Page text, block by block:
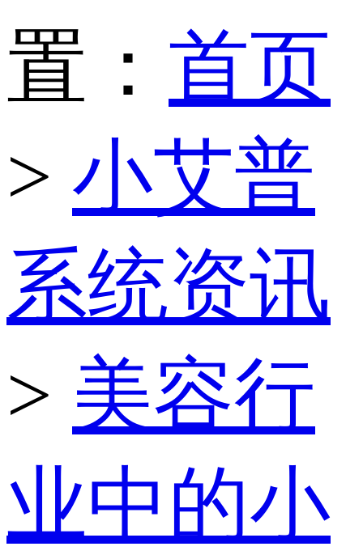
置： 首页
> 小艾普
系统资讯
> 美容行
业中的小